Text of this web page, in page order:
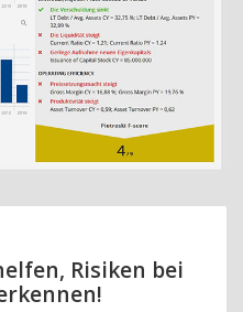
Risiken bei